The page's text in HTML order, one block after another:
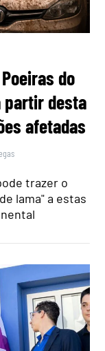
do
partir desta
afetadas
trazer o
lama" a estas